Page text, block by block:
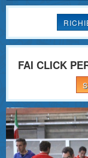
FAI CLICK